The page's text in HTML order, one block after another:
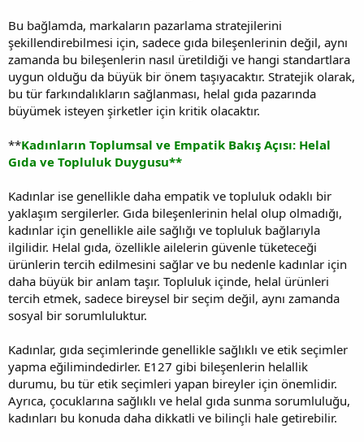
Bu bağlamda, markaların pazarlama stratejilerini
şekillendirebilmesi için, sadece gıda bileşenlerinin değil, aynı
zamanda bu bileşenlerin nasıl üretildiği ve hangi standartlara
uygun olduğu da büyük bir önem taşıyacaktır. Stratejik olarak,
bu tür farkındalıkların sağlanması, helal gıda pazarında
büyümek isteyen şirketler için kritik olacaktır.
**Kadınların Toplumsal ve Empatik Bakış Açısı: Helal
Gıda ve Topluluk Duygusu**
Kadınlar ise genellikle daha empatik ve topluluk odaklı bir
yaklaşım sergilerler. Gıda bileşenlerinin helal olup olmadığı,
kadınlar için genellikle aile sağlığı ve topluluk bağlarıyla
ilgilidir. Helal gıda, özellikle ailelerin güvenle tüketeceği
ürünlerin tercih edilmesini sağlar ve bu nedenle kadınlar için
daha büyük bir anlam taşır. Topluluk içinde, helal ürünleri
tercih etmek, sadece bireysel bir seçim değil, aynı zamanda
sosyal bir sorumluluktur.
Kadınlar, gıda seçimlerinde genellikle sağlıklı ve etik seçimler
yapma eğilimindedirler. E127 gibi bileşenlerin helallik
durumu, bu tür etik seçimleri yapan bireyler için önemlidir.
Ayrıca, çocuklarına sağlıklı ve helal gıda sunma sorumluluğu,
kadınları bu konuda daha dikkatli ve bilinçli hale getirebilir.